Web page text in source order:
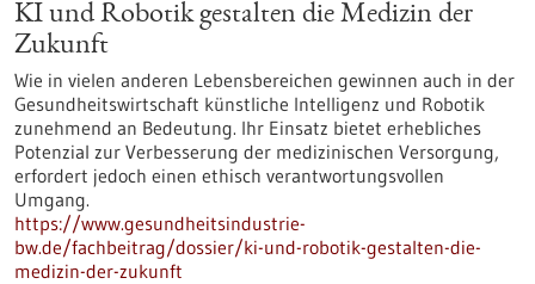
KI und Robotik gestalten die Medizin der
Zukunft
Wie in vielen anderen Lebensbereichen gewinnen auch in der
Gesundheitswirtschaft künstliche Intelligenz und Robotik
zunehmend an Bedeutung. Ihr Einsatz bietet erhebliches
Potenzial zur Verbesserung der medizinischen Versorgung,
erfordert jedoch einen ethisch verantwortungsvollen
Umgang.
https://www.gesundheitsindustrie-
bw.de/fachbeitrag/dossier/ki-und-robotik-gestalten-die-
medizin-der-zukunft